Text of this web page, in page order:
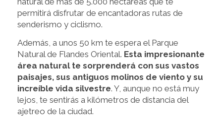
permitirá disfrutar de encantadoras rutas de
senderismo y ciclismo.
Además, a unos 50 km te espera el Parque
Natural de Flandes Oriental. Esta impresionante
área natural te sorprenderá con sus vastos
paisajes, sus antiguos molinos de viento y su
increíble vida silvestre. Y, aunque no está muy
lejos, te sentirás a kilómetros de distancia del
ajetreo de la ciudad.